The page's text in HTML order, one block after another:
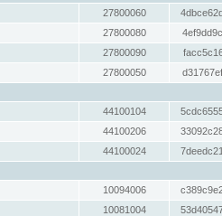
27800060
27800080
27800090
27800050
44100104
44100206
44100024
10094006
10081004